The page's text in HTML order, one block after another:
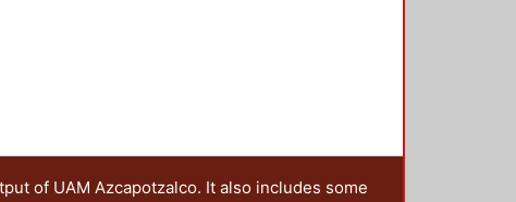
of UAM Azcapotzalco. It also includes some